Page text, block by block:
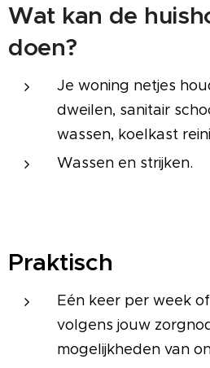
Wat kan de
doen?
Je woning netjes
dweilen, sanitair
wassen, koelkast
Wassen en strijken.
Praktisch
Eén keer per week
volgens jouw
mogelijkheden van